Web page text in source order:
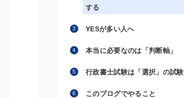
する
YESが多い人へ
本当に必要なのは「判断軸」
行政書士試験は「選択」の試験
このブログでやること